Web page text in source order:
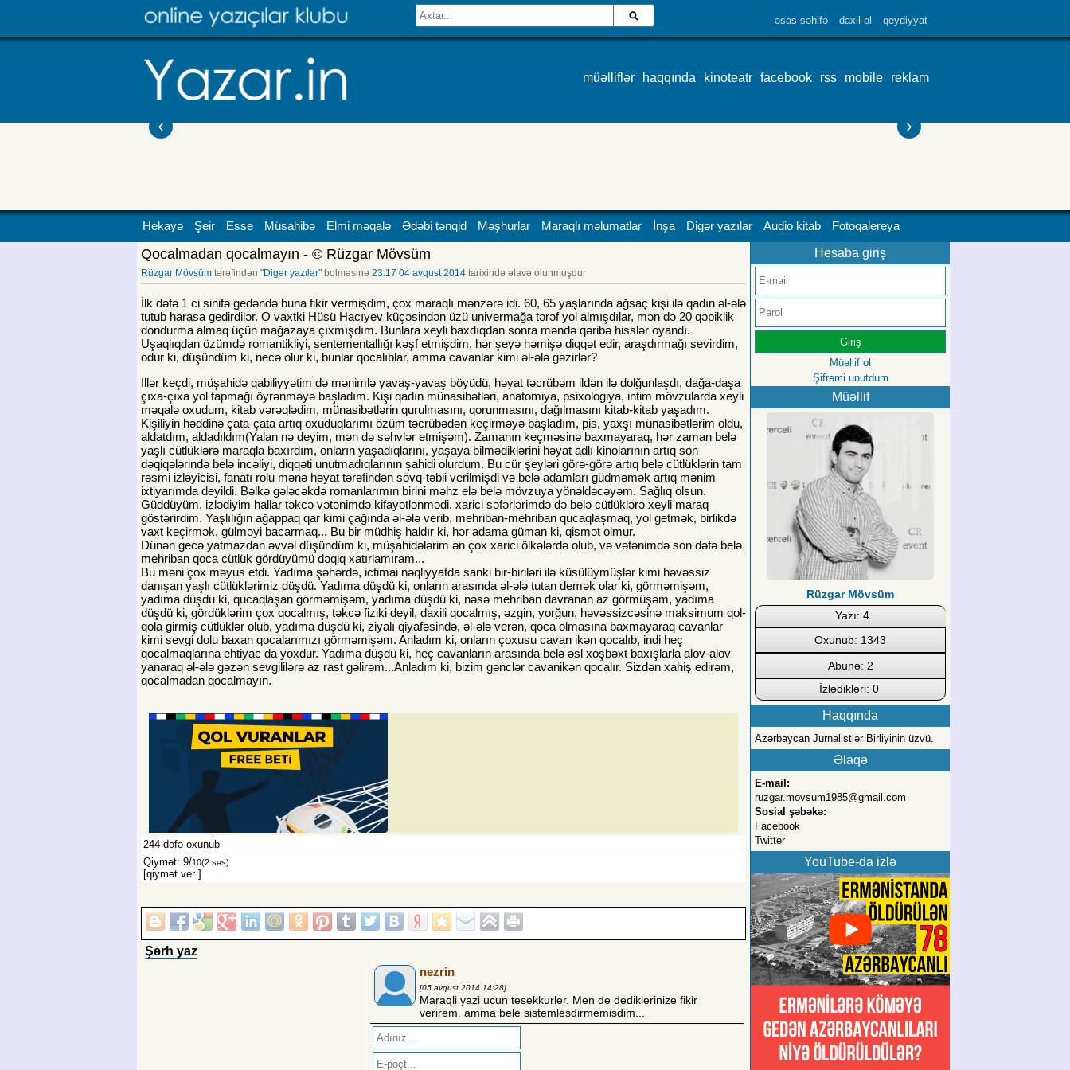
əsas səhifə daxil ol qeydiyyat
müəlliflər haqqında kinoteatr facebook rss mobile reklam
‹ ›
Hekayə Şeir Esse Müsahibə Elmi məqalə Ədəbi tənqid Məşhurlar Maraqlı məlumatlar İnşa Digər yazılar Audio kitab Fotoqalereya
Qocalmadan qocalmayın - © Rüzgar Mövsüm
Rüzgar Mövsüm tərəfindən "Digər yazılar" bolməsinə 23:17 04 avqust 2014 tarixində əlavə olunmuşdur
İlk dəfə 1 ci sinifə gedəndə buna fikir vermişdim, çox maraqlı mənzərə idi. 60, 65 yaşlarında ağsaç kişi ilə qadın əl-ələ
tutub harasa gedirdilər. O vaxtki Hüsü Hacıyev küçəsindən üzü univermağa tərəf yol almışdılar, mən də 20 qəpiklik
dondurma almaq üçün mağazaya çıxmışdım. Bunlara xeyli baxdıqdan sonra məndə qəribə hisslər oyandı.
Uşaqlıqdan özümdə romantikliyi, sentementallığı kəşf etmişdim, hər şeyə həmişə diqqət edir, araşdırmağı sevirdim,
odur ki, düşündüm ki, necə olur ki, bunlar qocalıblar, amma cavanlar kimi əl-ələ gəzirlər?
İllər keçdi, müşahidə qabiliyyətim də mənimlə yavaş-yavaş böyüdü, həyat təcrübəm ildən ilə dolğunlaşdı, dağa-daşa
çıxa-çıxa yol tapmağı öyrənməyə başladım. Kişi qadın münasibətləri, anatomiya, psixologiya, intim mövzularda xeyli
məqalə oxudum, kitab vərəqlədim, münasibətlərin qurulmasını, qorunmasını, dağılmasını kitab-kitab yaşadım.
Kişiliyin həddinə çata-çata artıq oxuduqlarımı özüm təcrübədən keçirməyə başladım, pis, yaxşı münasibətlərim oldu,
aldatdım, aldadıldım(Yalan nə deyim, mən də səhvlər etmişəm). Zamanın keçməsinə baxmayaraq, hər zaman belə
yaşlı cütlüklərə maraqla baxırdım, onların yaşadıqlarını, yaşaya bilmədiklərini həyat adlı kinolarının artıq son
dəqiqələrində belə incəliyi, diqqəti unutmadıqlarının şahidi olurdum. Bu cür şeyləri görə-görə artıq belə cütlüklərin tam
rəsmi izləyicisi, fanatı rolu mənə həyat tərəfindən sövq-təbii verilmişdi və belə adamları güdməmək artıq mənim
ixtiyarımda deyildi. Bəlkə gələcəkdə romanlarımın birini məhz elə belə mövzuya yönəldəcəyəm. Sağlıq olsun.
Güddüyüm, izlədiyim hallar təkcə vətənimdə kifayətlənmədi, xarici səfərlərimdə də belə cütlüklərə xeyli maraq
göstərirdim. Yaşlılığın ağappaq qar kimi çağında əl-ələ verib, mehriban-mehriban qucaqlaşmaq, yol getmək, birlikdə
vaxt keçirmək, gülməyi bacarmaq... Bu bir müdhiş haldır ki, hər adama güman ki, qismət olmur.
Dünən gecə yatmazdan əvvəl düşündüm ki, müşahidələrim ən çox xarici ölkələrdə olub, və vətənimdə son dəfə belə
mehriban qoca cütlük gördüyümü dəqiq xatırlamıram...
Bu məni çox məyus etdi. Yadıma şəhərdə, ictimai nəqliyyatda sanki bir-biriləri ilə küsülüymüşlər kimi həvəssiz
danışan yaşlı cütlüklərimiz düşdü. Yadıma düşdü ki, onların arasında əl-ələ tutan demək olar ki, görməmişəm,
yadıma düşdü ki, qucaqlaşan görməmişəm, yadıma düşdü ki, nəsə mehriban davranan az görmüşəm, yadıma
düşdü ki, gördüklərim çox qocalmış, təkcə fiziki deyil, daxili qocalmış, əzgin, yorğun, həvəssizcəsinə maksimum qol-
qola girmiş cütlüklər olub, yadıma düşdü ki, ziyalı qiyafəsində, əl-ələ verən, qoca olmasına baxmayaraq cavanlar
kimi sevgi dolu baxan qocalarımızı görməmişəm. Anladım ki, onların çoxusu cavan ikən qocalıb, indi heç
qocalmaqlarına ehtiyac da yoxdur. Yadıma düşdü ki, heç cavanların arasında belə əsl xoşbəxt baxışlarla alov-alov
yanaraq əl-ələ gəzən sevgililərə az rast gəlirəm...Anladım ki, bizim gənclər cavanikən qocalır. Sizdən xahiş edirəm,
qocalmadan qocalmayın.
244 dəfə oxunub
Qiymət: 9/10(2 səs)
[qiymət ver ]
Şərh yaz
nezrin
[05 avqust 2014 14:28]
Maraqli yazi ucun tesekkurler. Men de dediklerinize fikir
verirem. amma bele sistemlesdirmemisdim...
Hesaba giriş
Müəllif ol
Şifrəmi unutdum
Müəllif
Rüzgar Mövsüm
Yazı: 4
Oxunub: 1343
Abunə: 2
İzlədikləri: 0
Haqqında
Azərbaycan Jurnalistlər Birliyinin üzvü.
Əlaqə
E-mail:
ruzgar.movsum1985@gmail.com
Sosial şəbəkə:
Facebook
Twitter
YouTube-da izlə